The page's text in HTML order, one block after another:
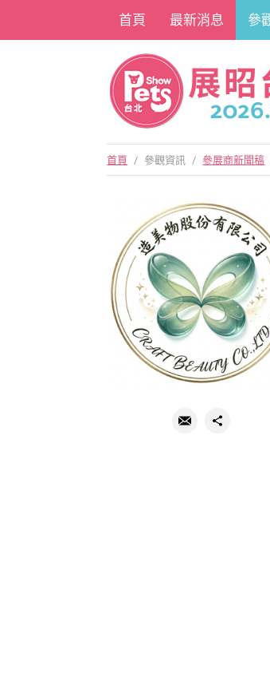
首頁 最新消息 參
首頁 / 參觀資訊 / 參展商新聞稿